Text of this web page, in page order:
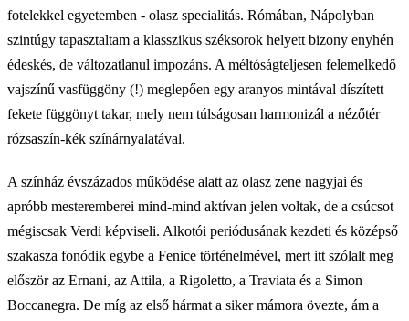
fotelekkel egyetemben - olasz specialitás. Rómában, Nápolyban
szintúgy tapasztaltam a klasszikus széksorok helyett bizony enyhén
édeskés, de változatlanul impozáns. A méltóságteljesen felemelkedő
vajszínű vasfüggöny (!) meglepően egy aranyos mintával díszített
fekete függönyt takar, mely nem túlságosan harmonizál a nézőtér
rózsaszín-kék színárnyalatával.
A színház évszázados működése alatt az olasz zene nagyjai és
apróbb mesteremberei mind-mind aktívan jelen voltak, de a csúcsot
mégiscsak Verdi képviseli. Alkotói periódusának kezdeti és középső
szakasza fonódik egybe a Fenice történelmével, mert itt szólalt meg
először az Ernani, az Attila, a Rigoletto, a Traviata és a Simon
Boccanegra. De míg az első hármat a siker mámora övezte, ám a